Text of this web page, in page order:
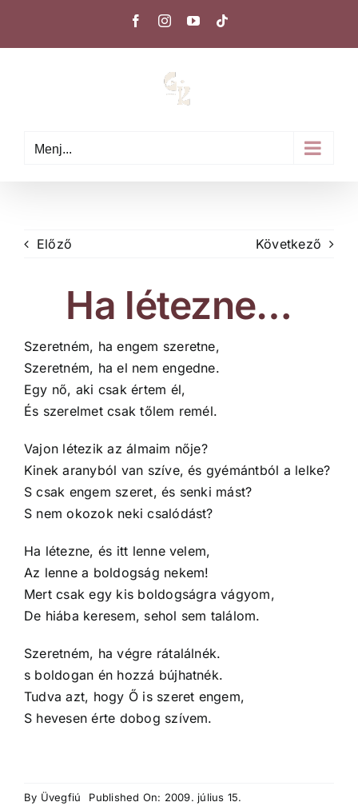
FacebookInstagramYouTube
Menj...
Előző Következő
Ha létezne…
Szeretném, ha engem szeretne,
Szeretném, ha el nem engedne.
Egy nő, aki csak értem él,
És szerelmet csak tőlem remél.
Vajon létezik az álmaim nője?
Kinek aranyból van szíve, és gyémántból a lelke?
S csak engem szeret, és senki mást?
S nem okozok neki csalódást?
Ha létezne, és itt lenne velem,
Az lenne a boldogság nekem!
Mert csak egy kis boldogságra vágyom,
De hiába keresem, sehol sem találom.
Szeretném, ha végre rátalálnék.
s boldogan én hozzá bújhatnék.
Tudva azt, hogy Ő is szeret engem,
S hevesen érte dobog szívem.
By Üvegfiú Published On: 2009. július 15.